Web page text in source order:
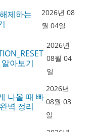
제하는
2026년 08
월 04일
아보기
2026년
08월 04
일
나올 때 빠
벽 정리
2026년
08월 03
일